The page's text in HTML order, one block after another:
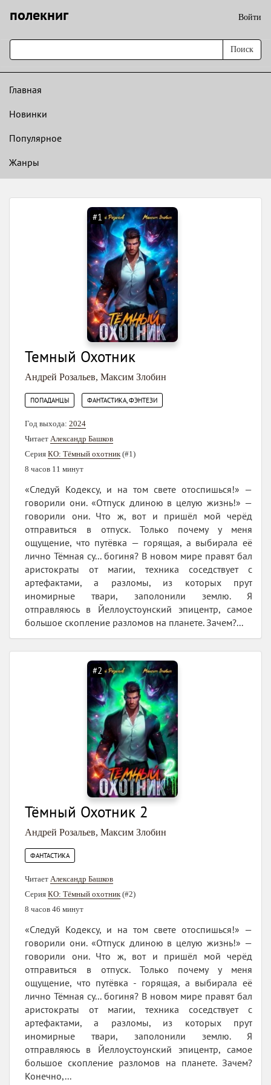
полекниг Войти
Поиск
Главная
Новинки
Популярное
Жанры
#1
Темный Охотник
Андрей Розальев, Максим Злобин
ПОПАДАНЦЫ ФАНТАСТИКА, ФЭНТЕЗИ
Год выхода: 2024
Читает Александр Башков
Серия КО: Тёмный охотник (#1)
8 часов 11 минут
«Следуй Кодексу, и на том свете отоспишься!» —
говорили они. «Отпуск длиною в целую жизнь!» —
говорили они. Что ж, вот и пришёл мой черёд
отправиться в отпуск. Только почему у меня
ощущение, что путёвка — горящая, а выбирала её
лично Тёмная су... богиня? В новом мире правят бал
аристократы от магии, техника соседствует с
артефактами, а разломы, из которых прут
иномирные твари, заполонили землю. Я
отправляюсь в Йеллоустоунский эпицентр, самое
большое скопление разломов на планете. Зачем?...
#2
Тёмный Охотник 2
Андрей Розальев, Максим Злобин
ФАНТАСТИКА
Читает Александр Башков
Серия КО: Тёмный охотник (#2)
8 часов 46 минут
«Следуй Кодексу, и на том свете отоспишься!» —
говорили они. «Отпуск длиною в целую жизнь!» —
говорили они. Что ж, вот и пришёл мой черёд
отправиться в отпуск. Только почему у меня
ощущение, что путёвка - горящая, а выбирала её
лично Тёмная су... богиня? В новом мире правят бал
аристократы от магии, техника соседствует с
артефактами, а разломы, из которых прут
иномирные твари, заполонили землю. Я
отправляюсь в Йеллоустоунский эпицентр, самое
большое скопление разломов на планете. Зачем?
Конечно,...